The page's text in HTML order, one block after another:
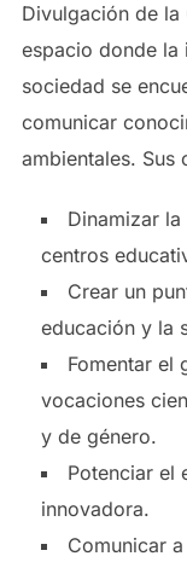
Divulgación de la
espacio donde la
sociedad se
comunicar
ambientales. Sus
Dinamizar
centros
Crear un
educación y la
Fomentar el
vocaciones
y de género.
Potenciar el
innovadora.
Comunicar